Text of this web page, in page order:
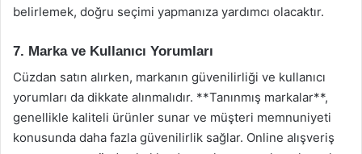
belirlemek, doğru seçimi yapmanıza yardımcı olacaktır.
7. Marka ve Kullanıcı Yorumları
Cüzdan satın alırken, markanın güvenilirliği ve kullanıcı
yorumları da dikkate alınmalıdır. **Tanınmış markalar**,
genellikle kaliteli ürünler sunar ve müşteri memnuniyeti
konusunda daha fazla güvenilirlik sağlar. Online alışveriş